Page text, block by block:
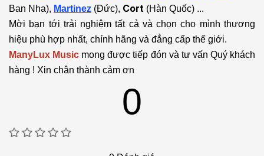
Ban Nha), Martinez (Đức), Cort (Hàn Quốc) ...
Mời bạn tới trải nghiệm tất cả và chọn cho mình thương
hiệu phù hợp nhất, chính hãng và đẳng cấp thế giới.
ManyLux Music mong được tiếp đón và tư vấn Quý khách
hàng ! Xin chân thành cảm ơn
0